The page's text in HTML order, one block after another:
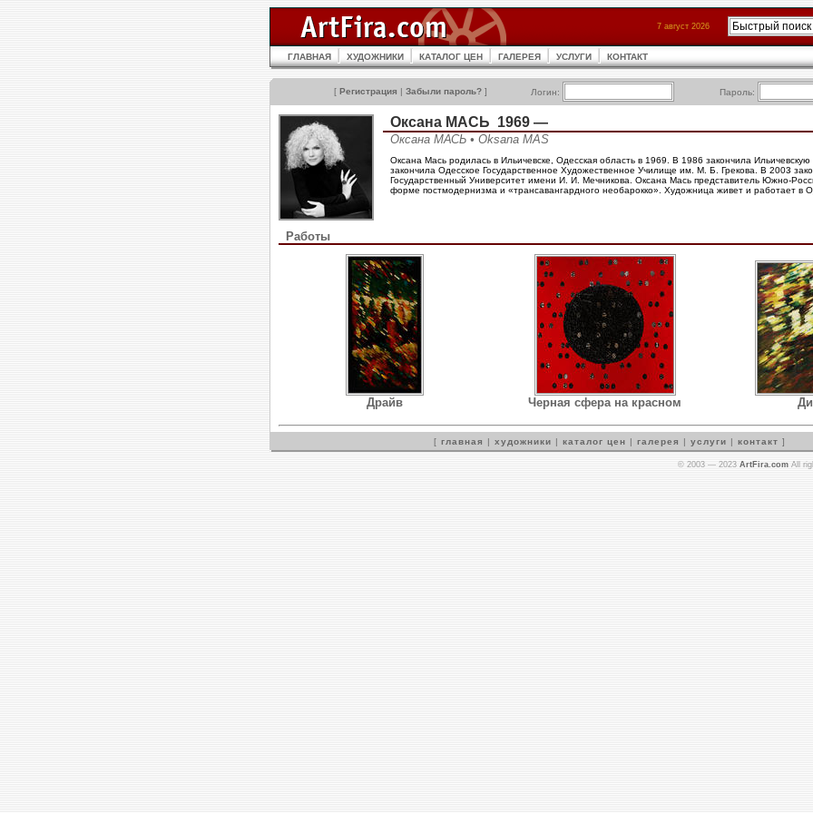
7 август 2026
ГЛАВНАЯ ХУДОЖНИКИ КАТАЛОГ ЦЕН ГАЛЕРЕЯ УСЛУГИ КОНТАКТ
[ Регистрация | Забыли пароль? ] Логин: Пароль:
Оксана МАСЬ 1969 —
Оксана МАСЬ • Oksana MAS
Оксана Мась родилась в Ильичевске, Одесская область в 1969. В 1986 закончила Ильичевскую
закончила Одесское Государственное Художественное Училище им. М. Б. Грекова. В 2003
Государственный Университет имени И. И. Мечникова. Оксана Мась представитель Южно-
форме постмодернизма и «трансавангардного необарокко». Художница живет и работает в
Работы
Драйв Черная сфера на красном
[ главная | художники | каталог цен | галерея | услуги | контакт ]
© 2003 — 2023 ArtFira.com All